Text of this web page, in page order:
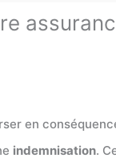
en
indemnisation.